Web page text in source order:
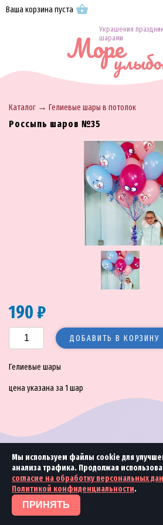
Ваша корзина пуста
Украшения
шарами
Море
Каталог → Гелиевые шары в потолок
Россыпь шаров №35
190 ₽
ДОБАВИТЬ В КОРЗИНУ
Гелиевые шары
цена указана за 1 шар
© 2018—2026 Море улыбок 2018 Студия
Мы используем файлы cookie для
анализа трафика. Продолжая
согласие на обработку персональных
Политикой конфиденциальности.
ПРИНЯТЬ